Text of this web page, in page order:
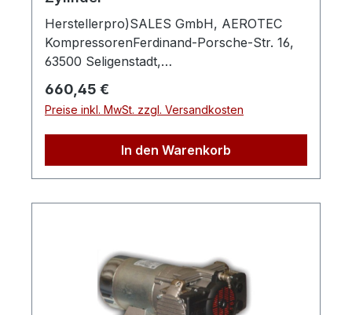
Herstellerpro)SALES GmbH, AEROTEC
KompressorenFerdinand-Porsche-Str. 16,
63500 Seligenstadt,
Deutschlandinfo@aerotec.info
Regulärer Preis:
660,45 €
Preise inkl. MwSt. zzgl. Versandkosten
In den Warenkorb